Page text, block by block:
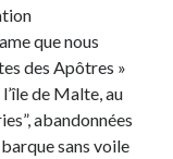
que nous
des Apôtres »
de Malte, au
abandonnées
sans voile